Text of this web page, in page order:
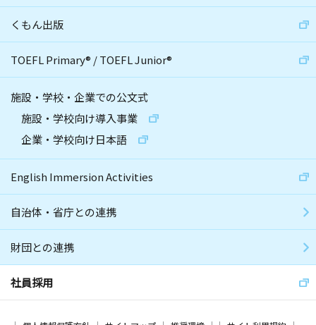
くもん出版
TOEFL Primary® /TOEFL Junior®
施設・学校・企業での公文式
施設・学校向け導入事業
企業・学校向け日本語
English Immersion Activities
自治体・省庁との連携
財団との連携
社員採用